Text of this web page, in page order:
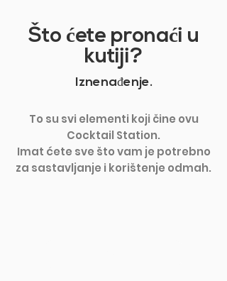
Što ćete pronaći u
kutiji?
Iznenađenje.
To su svi elementi koji čine ovu
Cocktail Station.
Imat ćete sve što vam je potrebno
za sastavljanje i korištenje odmah.